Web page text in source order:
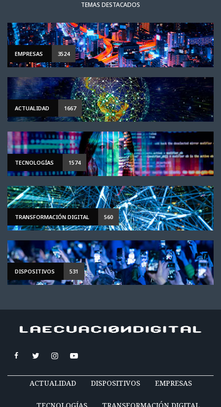
TEMAS DESTACADOS
EMPRESAS 3524
ACTUALIDAD 1667
TECNOLOGÍAS 1574
TRANSFORMACIÓN DIGITAL 560
DISPOSITIVOS 531
ACTUALIDAD DISPOSITIVOS EMPRESAS